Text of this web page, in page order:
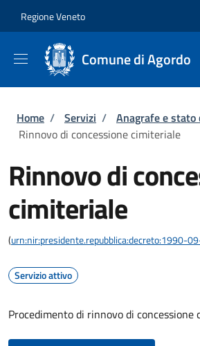
Regione Veneto
Comune di Agordo
Briciole di pane
Home / Servizi / Anagrafe e stato
Rinnovo di concessione cimiteriale
Rinnovo di
cimiteriale
(urn:nir:presidente.repubblica:decreto:1990-
Servizio attivo
Procedimento di rinnovo di concessione